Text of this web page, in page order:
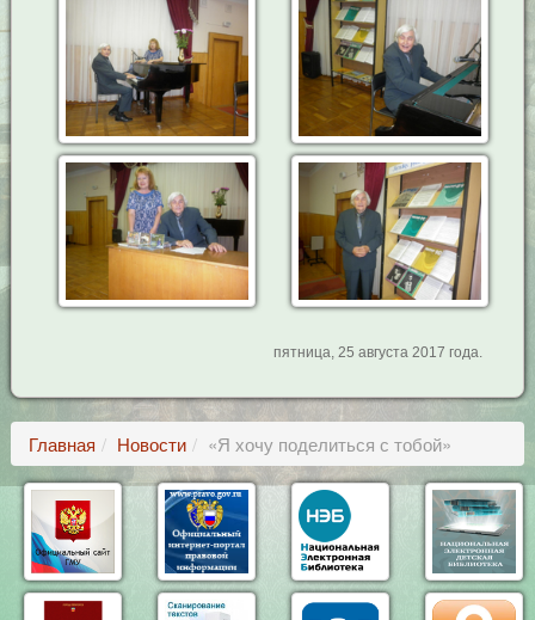
пятница, 25 августа 2017 года.
Главная Новости «Я хочу поделиться с тобой»